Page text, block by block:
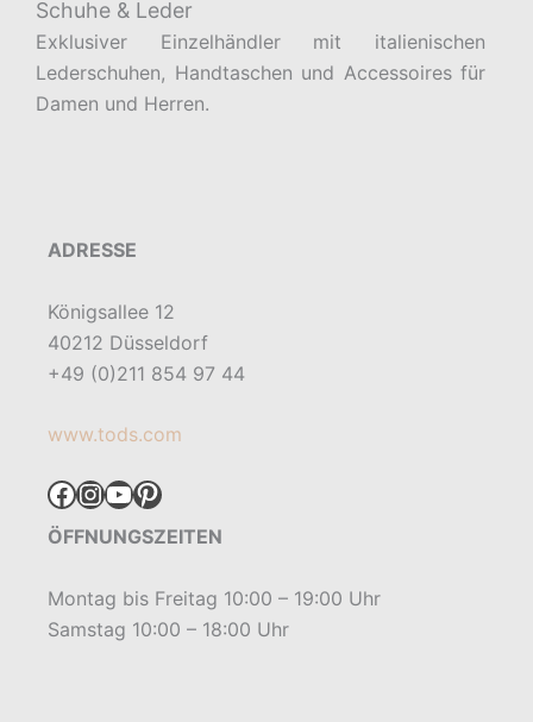
Schuhe & Leder
Exklusiver Einzelhändler mit italienischen
Lederschuhen, Handtaschen und Accessoires für
Damen und Herren.
ADRESSE
Königsallee 12
40212 Düsseldorf
+49 (0)211 854 97 44
www.tods.com
Facebook InstagramYouTube Pinterest
ÖFFNUNGSZEITEN
Montag bis Freitag 10:00 – 19:00 Uhr
Samstag 10:00 – 18:00 Uhr